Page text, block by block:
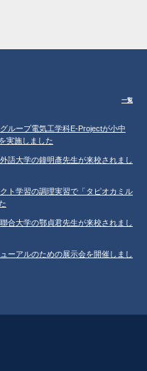
一覧
ループ電気工学科E-Projectが小中
実施しました
語大学の鐘明彥先生が来校されまし
ト学習の調理実習で「タピオカミル
合大学の鄂貞君先生が来校されまし
ーアルのための展示会を開催しまし